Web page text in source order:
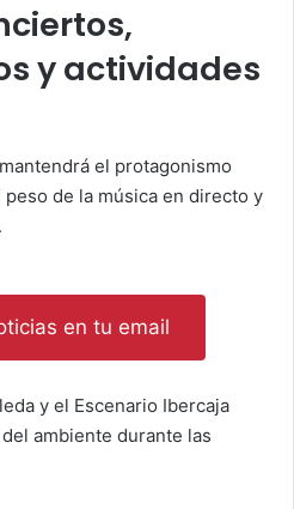
y actividades
el protagonismo
de la música en directo y
en tu email
y el Escenario Ibercaja
ambiente durante las